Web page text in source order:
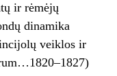
ir rėmėjų
dinamika
veiklos ir